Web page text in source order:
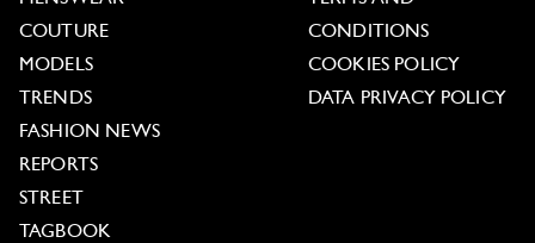
COUTURE
MODELS
TRENDS
FASHION NEWS
REPORTS
STREET
TAGBOOK
CONDITIONS
COOKIES POLICY
DATA PRIVACY POLICY